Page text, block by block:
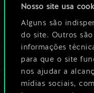
Nosso site usa
Alguns são
do site. Outros
informações
para que o site
nos ajudar a
mídias sociais,
No
ser